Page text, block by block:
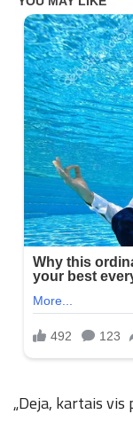
„Deja, kartais vis